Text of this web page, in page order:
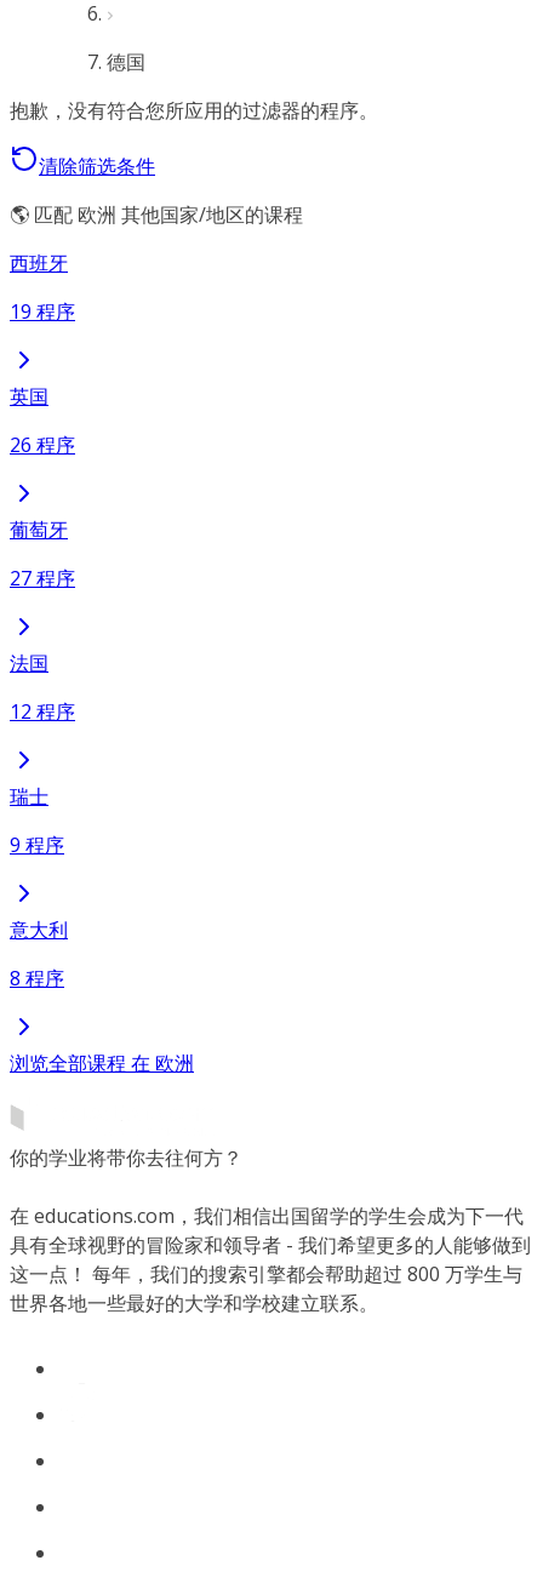
德国
抱歉，没有符合您所应用的过滤器的程序。
清除筛选条件
🌎 匹配 欧洲 其他国家/地区的课程
西班牙
19 程序
英国
26 程序
葡萄牙
27 程序
法国
12 程序
瑞士
9 程序
意大利
8 程序
浏览全部课程 在 欧洲
你的学业将带你去往何方？
在 educations.com，我们相信出国留学的学生会成为下一代
具有全球视野的冒险家和领导者 - 我们希望更多的人能够做到
这一点！ 每年，我们的搜索引擎都会帮助超过 800 万学生与
世界各地一些最好的大学和学校建立联系。